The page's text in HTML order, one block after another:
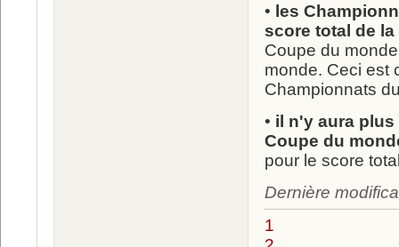
• les
score total de
Coupe du
monde. Ceci est
Championnats
• il n'y aura
Coupe du
pour le score
Dernière
1